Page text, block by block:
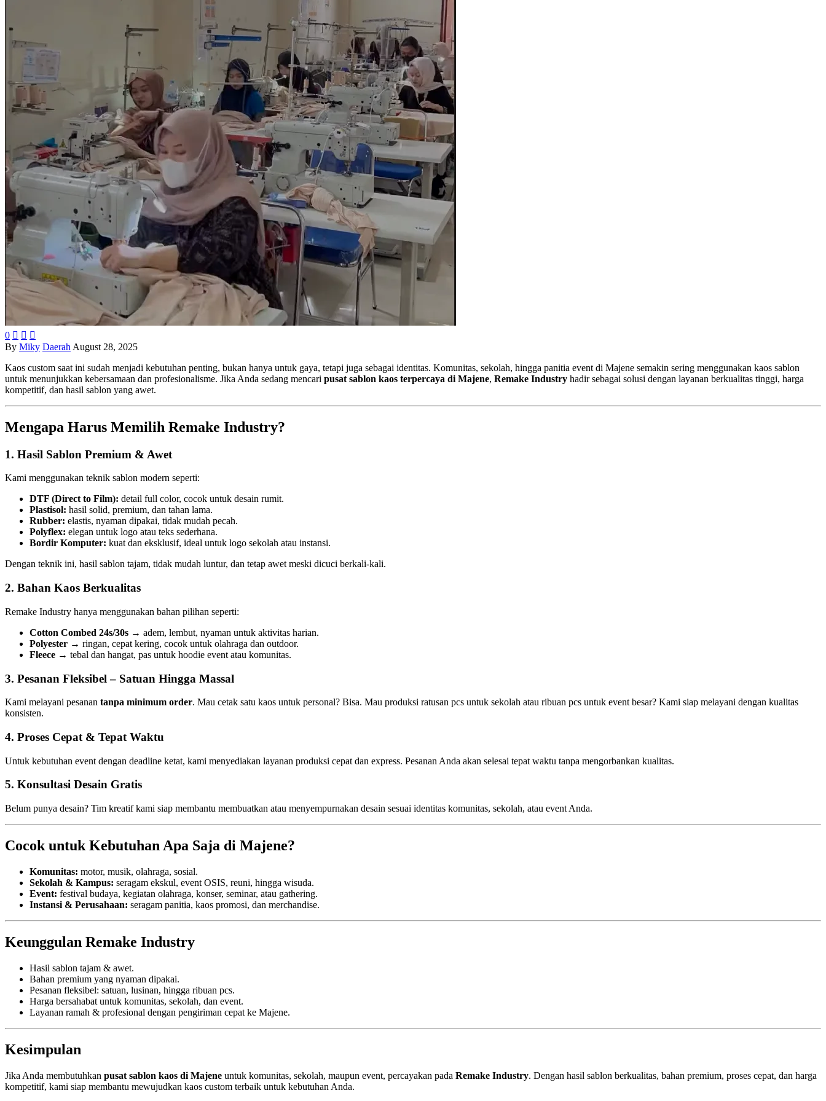
0   
By Miky Daerah August 28, 2025
Kaos custom saat ini sudah menjadi kebutuhan penting, bukan hanya untuk gaya, tetapi juga sebagai identitas. Komunitas, sekolah, hingga panitia event di Majene semakin sering menggunakan kaos sablon
untuk menunjukkan kebersamaan dan profesionalisme. Jika Anda sedang mencari pusat sablon kaos terpercaya di Majene, Remake Industry hadir sebagai solusi dengan layanan berkualitas tinggi, harga
kompetitif, dan hasil sablon yang awet.
Mengapa Harus Memilih Remake Industry?
1. Hasil Sablon Premium & Awet
Kami menggunakan teknik sablon modern seperti:
DTF (Direct to Film): detail full color, cocok untuk desain rumit.
Plastisol: hasil solid, premium, dan tahan lama.
Rubber: elastis, nyaman dipakai, tidak mudah pecah.
Polyflex: elegan untuk logo atau teks sederhana.
Bordir Komputer: kuat dan eksklusif, ideal untuk logo sekolah atau instansi.
Dengan teknik ini, hasil sablon tajam, tidak mudah luntur, dan tetap awet meski dicuci berkali-kali.
2. Bahan Kaos Berkualitas
Remake Industry hanya menggunakan bahan pilihan seperti:
Cotton Combed 24s/30s → adem, lembut, nyaman untuk aktivitas harian.
Polyester → ringan, cepat kering, cocok untuk olahraga dan outdoor.
Fleece → tebal dan hangat, pas untuk hoodie event atau komunitas.
3. Pesanan Fleksibel – Satuan Hingga Massal
Kami melayani pesanan tanpa minimum order. Mau cetak satu kaos untuk personal? Bisa. Mau produksi ratusan pcs untuk sekolah atau ribuan pcs untuk event besar? Kami siap melayani dengan kualitas
konsisten.
4. Proses Cepat & Tepat Waktu
Untuk kebutuhan event dengan deadline ketat, kami menyediakan layanan produksi cepat dan express. Pesanan Anda akan selesai tepat waktu tanpa mengorbankan kualitas.
5. Konsultasi Desain Gratis
Belum punya desain? Tim kreatif kami siap membantu membuatkan atau menyempurnakan desain sesuai identitas komunitas, sekolah, atau event Anda.
Cocok untuk Kebutuhan Apa Saja di Majene?
Komunitas: motor, musik, olahraga, sosial.
Sekolah & Kampus: seragam ekskul, event OSIS, reuni, hingga wisuda.
Event: festival budaya, kegiatan olahraga, konser, seminar, atau gathering.
Instansi & Perusahaan: seragam panitia, kaos promosi, dan merchandise.
Keunggulan Remake Industry
Hasil sablon tajam & awet.
Bahan premium yang nyaman dipakai.
Pesanan fleksibel: satuan, lusinan, hingga ribuan pcs.
Harga bersahabat untuk komunitas, sekolah, dan event.
Layanan ramah & profesional dengan pengiriman cepat ke Majene.
Kesimpulan
Jika Anda membutuhkan pusat sablon kaos di Majene untuk komunitas, sekolah, maupun event, percayakan pada Remake Industry. Dengan hasil sablon berkualitas, bahan premium, proses cepat, dan harga
kompetitif, kami siap membantu mewujudkan kaos custom terbaik untuk kebutuhan Anda.